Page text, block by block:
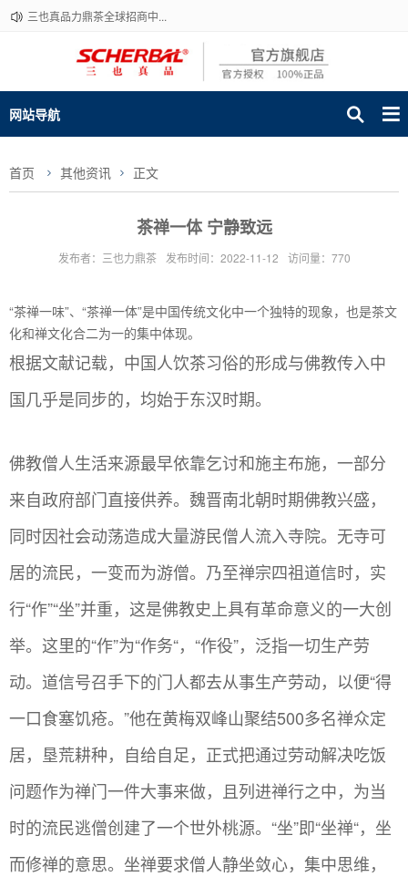
三也真品力鼎茶全球招商中...
网站导航
首页 其他资讯 正文
茶禅一体 宁静致远
发布者：三也力鼎茶 发布时间：2022-11-12 访问量：770
“茶禅一味”、“茶禅一体”是中国传统文化中一个独特的现象，也是茶文
化和禅文化合二为一的集中体现。
根据文献记载，中国人饮茶习俗的形成与佛教传入中
国几乎是同步的，均始于东汉时期。
佛教僧人生活来源最早依靠乞讨和施主布施，一部分
来自政府部门直接供养。魏晋南北朝时期佛教兴盛，
同时因社会动荡造成大量游民僧人流入寺院。无寺可
居的流民，一变而为游僧。乃至禅宗四祖道信时，实
行“作”“坐”并重，这是佛教史上具有革命意义的一大创
举。这里的“作”为“作务“，“作役”，泛指一切生产劳
动。道信号召手下的门人都去从事生产劳动，以便“得
一口食塞饥疮。”他在黄梅双峰山聚结500多名禅众定
居，垦荒耕种，自给自足，正式把通过劳动解决吃饭
问题作为禅门一件大事来做，且列进禅行之中，为当
时的流民逃僧创建了一个世外桃源。“坐”即“坐禅“，坐
而修禅的意思。坐禅要求僧人静坐敛心，集中思维，